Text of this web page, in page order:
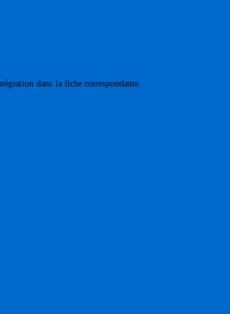
dans la fiche correspondante.